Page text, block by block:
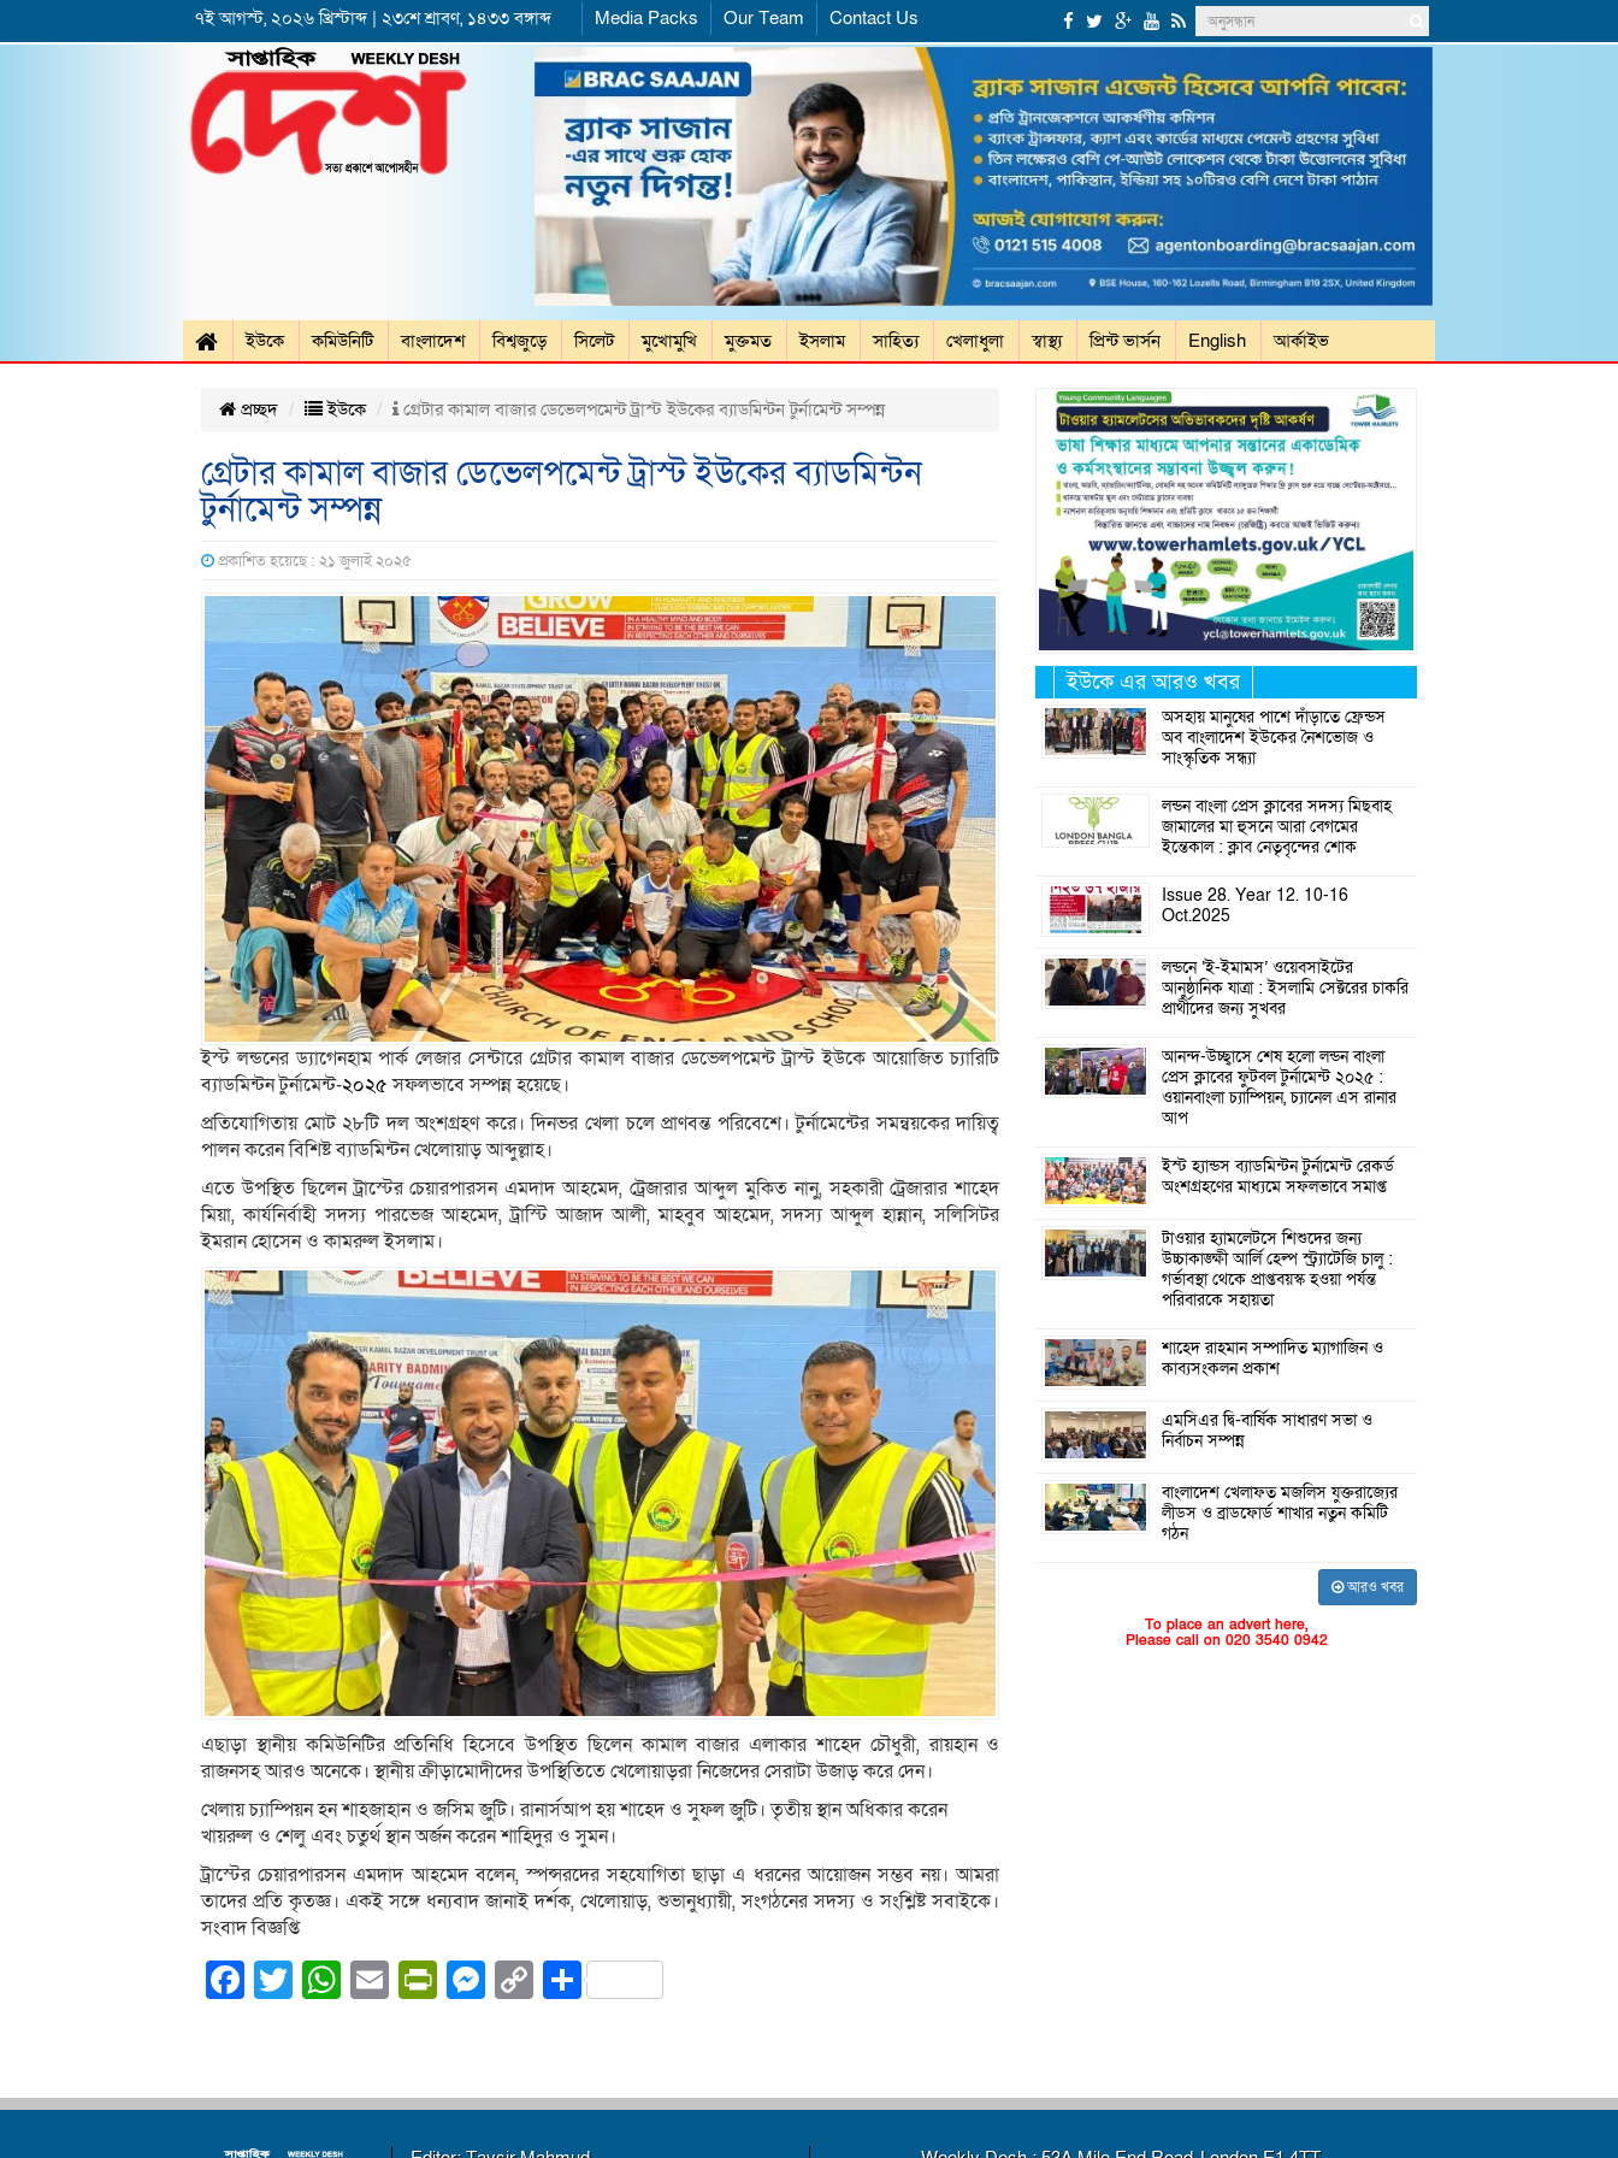
৭ই আগস্ট, ২০২৬ খ্রিস্টাব্দ | ২৩শে শ্রাবণ, ১৪৩৩ বঙ্গাব্দ Media Packs Our Team Contact Us
ইউকে কমিউনিটি বাংলাদেশ বিশ্বজুড়ে সিলেট মুখোমুখি মুক্তমত ইসলাম সাহিত্য খেলাধুলা স্বাস্থ্য প্রিন্ট ভার্সন English আর্কাইভ
প্রচ্ছদ ইউকে গ্রেটার কামাল বাজার ডেভেলপমেন্ট ট্রাস্ট ইউকের ব্যাডমিন্টন টুর্নামেন্ট সম্পন্ন
গ্রেটার কামাল বাজার ডেভেলপমেন্ট ট্রাস্ট ইউকের ব্যাডমিন্টন
টুর্নামেন্ট সম্পন্ন
প্রকাশিত হয়েছে : ২১ জুলাই ২০২৫
ইস্ট লন্ডনের ড্যাগেনহাম পার্ক লেজার সেন্টারে গ্রেটার কামাল বাজার ডেভেলপমেন্ট ট্রাস্ট ইউকে আয়োজিত চ্যারিটি
ব্যাডমিন্টন টুর্নামেন্ট-২০২৫সফলভাবে সম্পন্ন হয়েছে।
প্রতিযোগিতায় মোট ২৮টি দল অংশগ্রহণ করে। দিনভর খেলা চলে প্রাণবন্ত পরিবেশে। টুর্নামেন্টের সমন্বয়কের দায়িত্ব
পালন করেন বিশিষ্ট ব্যাডমিন্টন খেলোয়াড় আব্দুল্লাহ।
এতে উপস্থিত ছিলেন ট্রাস্টের চেয়ারপারসন এমদাদ আহমেদ, ট্রেজারার আব্দুল মুকিত নানু, সহকারী ট্রেজারার শাহেদ
মিয়া, কার্যনির্বাহী সদস্য পারভেজ আহমেদ, ট্রাস্টি আজাদ আলী, মাহবুব আহমেদ, সদস্য আব্দুল হান্নান, সলিসিটর
ইমরান হোসেন ও কামরুল ইসলাম।
এছাড়া স্থানীয় কমিউনিটির প্রতিনিধি হিসেবে উপস্থিত ছিলেন কামাল বাজার এলাকার শাহেদ চৌধুরী, রায়হান ও
রাজনসহ আরও অনেকে। স্থানীয় ক্রীড়ামোদীদের উপস্থিতিতে খেলোয়াড়রা নিজেদের সেরাটা উজাড় করে দেন।
খেলায় চ্যাম্পিয়ন হন শাহজাহান ও জসিম জুটি। রানার্সআপ হয় শাহেদ ও সুফল জুটি। তৃতীয় স্থান অধিকার করেন
খায়রুল ও শেলু এবং চতুর্থ স্থান অর্জন করেন শাহিদুর ও সুমন।
ট্রাস্টের চেয়ারপারসন এমদাদ আহমেদ বলেন, স্পন্সরদের সহযোগিতা ছাড়া এ ধরনের আয়োজন সম্ভব নয়। আমরা
তাদের প্রতি কৃতজ্ঞ। একই সঙ্গে ধন্যবাদ জানাই দর্শক, খেলোয়াড়, শুভানুধ্যায়ী, সংগঠনের সদস্য ও সংশ্লিষ্ট সবাইকে।
সংবাদ বিজ্ঞপ্তি
Facebook
Twitter
WhatsApp
EmailPrintFriendly
Messenger
CopyShare
ইউকে এর আরও খবর
অসহায় মানুষের পাশে দাঁড়াতে ফ্রেন্ডস
অব বাংলাদেশ ইউকের নৈশভোজ ও
সাংস্কৃতিক সন্ধ্যা
লন্ডন বাংলা প্রেস ক্লাবের সদস্য মিছবাহ
জামালের মা হুসনে আরা বেগমের
ইন্তেকাল : ক্লাব নেতৃবৃন্দের শোক
Issue 28. Year 12. 10-16
Oct.2025
লন্ডনে ‘ই-ইমামস’ ওয়েবসাইটের
আনুষ্ঠানিক যাত্রা : ইসলামি সেক্টরের চাকরি
প্রার্থীদের জন্য সুখবর
আনন্দ-উচ্ছ্বাসে শেষ হলো লন্ডন বাংলা
প্রেস ক্লাবের ফুটবল টুর্নামেন্ট ২০২৫ :
ওয়ানবাংলা চ্যাম্পিয়ন, চ্যানেল এস রানার
আপ
ইস্ট হ্যান্ডস ব্যাডমিন্টন টুর্নামেন্ট রেকর্ড
অংশগ্রহণের মাধ্যমে সফলভাবে সমাপ্ত
টাওয়ার হ্যামলেটসে শিশুদের জন্য
উচ্চাকাঙ্ক্ষী আর্লি হেল্প স্ট্র্যাটেজি চালু :
গর্ভাবস্থা থেকে প্রাপ্তবয়স্ক হওয়া পর্যন্ত
পরিবারকে সহায়তা
শাহেদ রাহমান সম্পাদিত ম্যাগাজিন ও
কাব্যসংকলন প্রকাশ
এমসিএর দ্বি-বার্ষিক সাধারণ সভা ও
নির্বাচন সম্পন্ন
বাংলাদেশ খেলাফত মজলিস যুক্তরাজ্যের
লীডস ও ব্রাডফোর্ড শাখার নতুন কমিটি
গঠন
আরও খবর
To place an advert here,
Please call on 020 3540 0942